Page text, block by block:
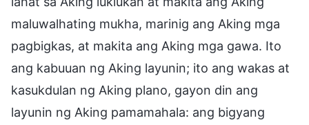
maluwalhating mukha, marinig ang Aking mga
pagbigkas, at makita ang Aking mga gawa. Ito
ang kabuuan ng Aking layunin; ito ang wakas at
kasukdulan ng Aking plano, gayon din ang
layunin ng Aking pamamahala: ang bigyang